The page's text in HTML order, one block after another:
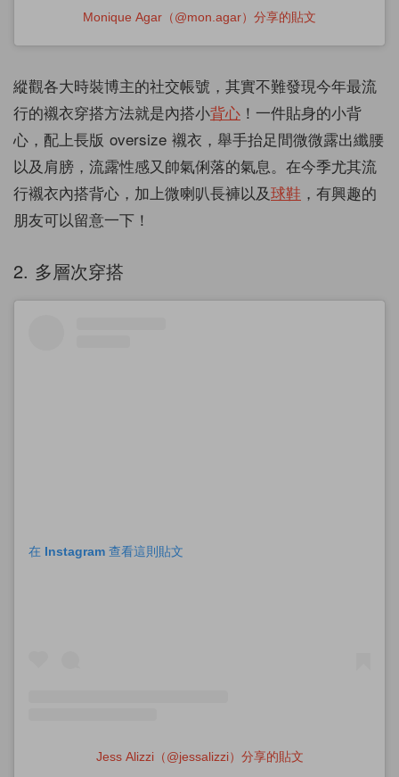
Monique Agar（@mon.agar）分享的貼文
縱觀各大時裝博主的社交帳號，其實不難發現今年最流
行的襯衣穿搭方法就是內搭小背心 ！一件貼身的小背
心，配上長版 oversize 襯衣，舉手抬足間微微露出纖腰
以及肩膀，流露性感又帥氣俐落的氣息。在今季尤其流
行襯衣內搭背心，加上微喇叭長褲以及球鞋 ，有興趣的
朋友可以留意一下！
2. 多層次穿搭
在 Instagram 查看這則貼文
Jess Alizzi（@jessalizzi）分享的貼文